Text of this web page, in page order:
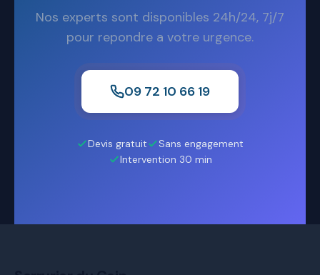
Nos experts sont disponibles 24h/24, 7j/7
pour repondre a votre urgence.
09 72 10 66 19
Devis gratuit
Sans engagement
Intervention 30 min